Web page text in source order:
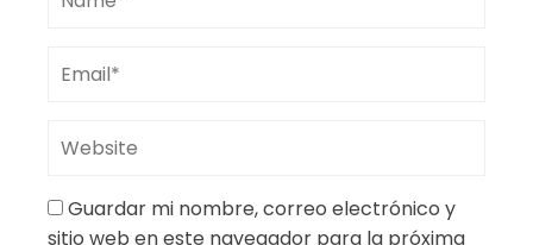
Guardar mi nombre, correo electrónico y
sitio web en este navegador para la próxima